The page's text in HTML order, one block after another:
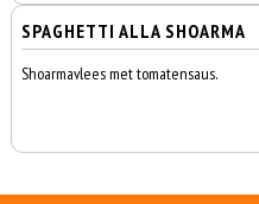
SPAGHETTI ALLA SHOARMA
Shoarmavlees met tomatensaus.